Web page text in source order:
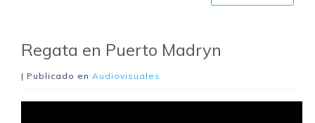
Regata en Puerto Madryn
| Publicado en Audiovisuales